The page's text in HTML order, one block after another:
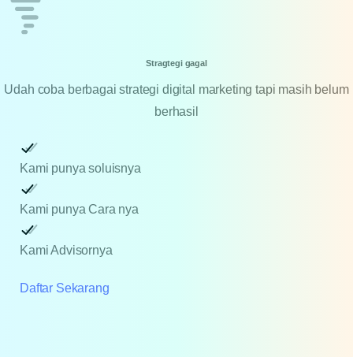
Stragtegi gagal
Udah coba berbagai strategi digital marketing tapi masih belum
berhasil
Kami punya soluisnya
Kami punya Cara nya
Kami Advisornya
Daftar Sekarang